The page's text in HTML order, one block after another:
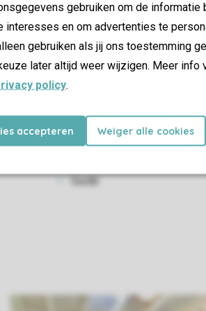
gebruiken om de informatie
interesses en om advertenties te
gebruiken als jij ons toestemming
later altijd weer wijzigen. Meer info
policy.
accepteren Weiger alle cookies
Poussettes
Tandems parent-enfant
Voiturettes de golf (4
Karts à pédale
Guidé